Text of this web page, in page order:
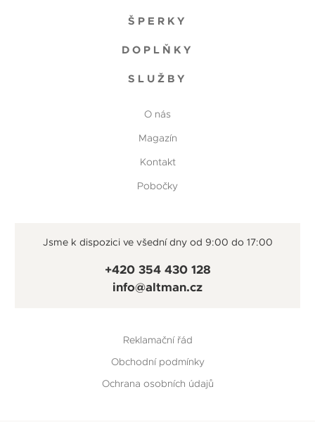
ŠPERKY
DOPLŇKY
SLUŽBY
O nás
Magazín
Kontakt
Pobočky
Jsme k dispozici ve všední dny od 9:00 do 17:00
+420 354 430 128
info@altman.cz
Reklamační řád
Obchodní podmínky
Ochrana osobních údajů